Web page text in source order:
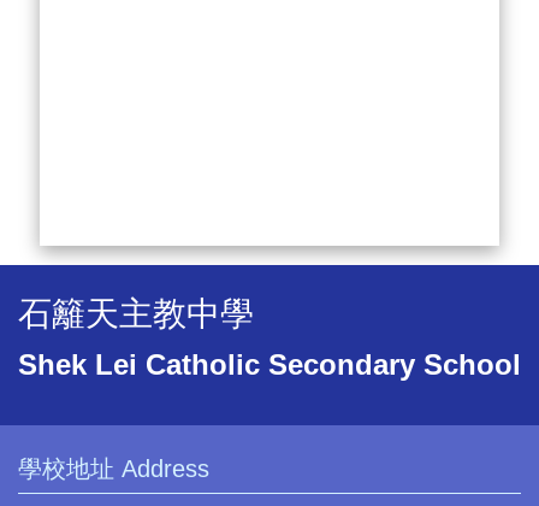
石籬天主教中學
Shek Lei Catholic Secondary School
學校地址 Address